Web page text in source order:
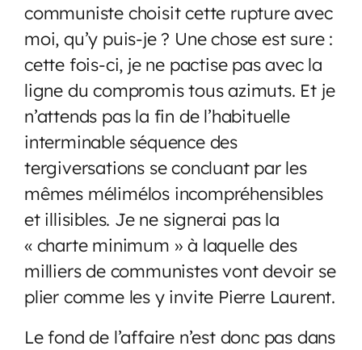
communiste choisit cette rupture avec
moi, qu’y puis-je ? Une chose est sure :
cette fois-ci, je ne pactise pas avec la
ligne du compromis tous azimuts. Et je
n’attends pas la fin de l’habituelle
interminable séquence des
tergiversations se concluant par les
mêmes mélimélos incompréhensibles
et illisibles. Je ne signerai pas la
« charte minimum » à laquelle des
milliers de communistes vont devoir se
plier comme les y invite Pierre Laurent.
Le fond de l’affaire n’est donc pas dans